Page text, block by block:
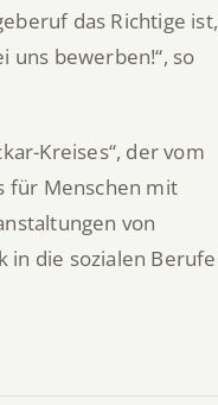
das Richtige ist,
uns bewerben!“, so
Kreises“, der vom
für Menschen mit
von
in die sozialen Berufe